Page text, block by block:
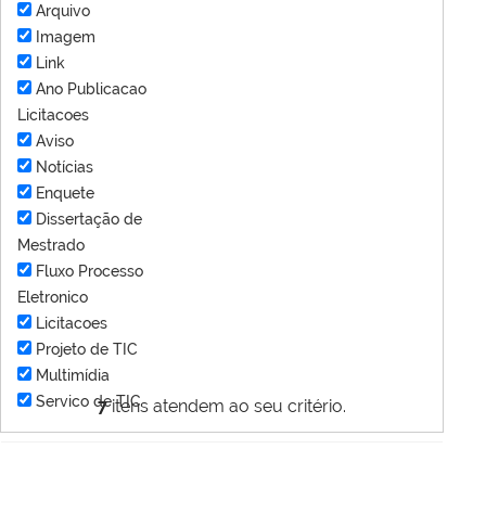
7itens atendem ao seu critério.
Arquivo
Imagem
Link
Ano Publicacao
Licitacoes
Aviso
Notícias
Enquete
Dissertação de
Mestrado
Fluxo Processo
Eletronico
Licitacoes
Projeto de TIC
Multimídia
Servico de TIC